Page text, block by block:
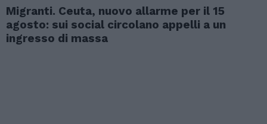
Migranti. Ceuta, nuovo allarme per il 15
agosto: sui social circolano appelli a un
ingresso di massa